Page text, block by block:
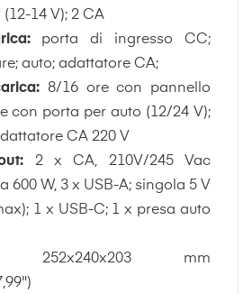
14 V); 2 CA
porta di ingresso CC;
auto; adattatore CA;
8/16 ore con pannello
con porta per auto (12/24 V);
CA 220 V
2 x CA, 210V/245 Vac
600 W, 3 x USB-A; singola 5 V
1 x USB-C; 1 x presa auto
mm